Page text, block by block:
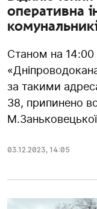
оперативна
Станом на
за такими
38, припинено
03.12.2023, 14:05